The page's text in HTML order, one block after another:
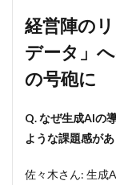
リー
ダー
シッ
「非
構造
ー
タ」
への
が、
経営陣の
データ」
の号砲に
Q. なぜ生成AIの
ような課題感が
佐々木さん: 生成